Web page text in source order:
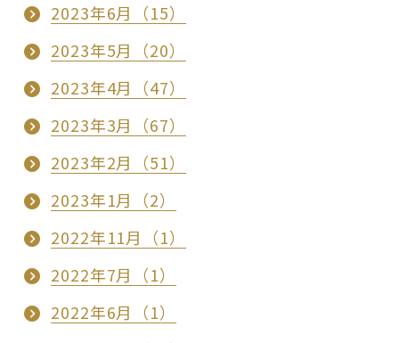
2023年6月（15）
2023年5月（20）
2023年4月（47）
2023年3月（67）
2023年2月（51）
2023年1月（2）
2022年11月（1）
2022年7月（1）
2022年6月（1）